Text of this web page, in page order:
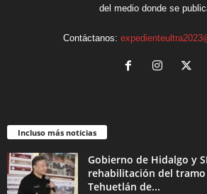
del medio donde se
Contáctanos:
Incluso más noticias
Gobierno de Hidalgo y
rehabilitación del
Tehuetlán de...